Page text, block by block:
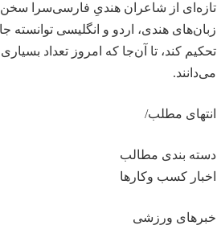
تازه‌ای از شاعران هندیِ فارسی‌سرا سخن
زبان‌های هندی، اردو و انگلیسی توانسته
تحکیم کند، تا آن‌جا که امروز تعداد
می‌دانند.
انتهای مطلب/
دسته بندی مطالب
اخبار کسب وکارها
خبرهای ورزشی